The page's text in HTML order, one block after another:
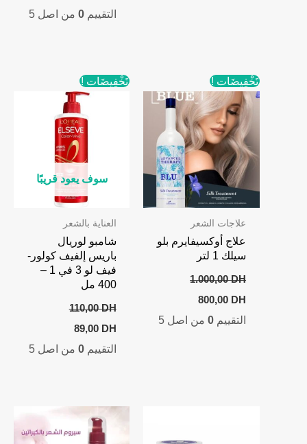
التقييم0 من اصل 5
تَخْفِيضَات !
علاجات الشعر
علاج أوكسيفايرم بلو
سيلك 1 لتر
1.000,00DH
Original
was:
800,00 DH
Current
is:
التقييم 0من اصل 5
تَخْفِيضَات !
سوف يعود قريبًا
العناية بالشعر
شامبو لوريال
باريس إلفيف كولور-
فيف لو 3 في 1 –
400 مل
110,00DH
Original
was:
89,00 DH
is:
التقييم0 من اصل 5